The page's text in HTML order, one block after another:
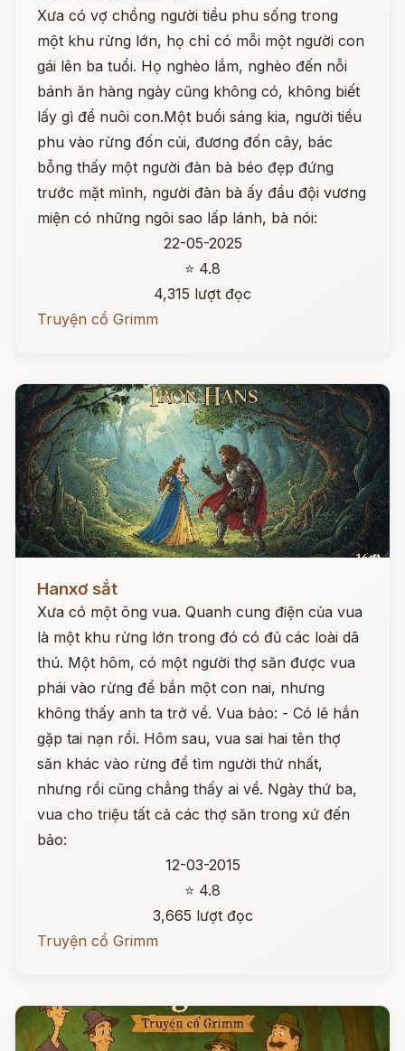
Xưa có vợ chồng người tiều phu sống trong
một khu rừng lớn, họ chỉ có mỗi một người con
gái lên ba tuổi. Họ nghèo lắm, nghèo đến nỗi
bánh ăn hàng ngày cũng không có, không biết
lấy gì để nuôi con.Một buổi sáng kia, người tiều
phu vào rừng đốn củi, đương đốn cây, bác
bỗng thấy một người đàn bà béo đẹp đứng
trước mặt mình, người đàn bà ấy đầu đội vương
miện có những ngôi sao lấp lánh, bà nói:
22-05-2025
⭐ 4.8
4,315 lượt đọc
Truyện cổ Grimm
Hanxơ sắt
Xưa có một ông vua. Quanh cung điện của vua
là một khu rừng lớn trong đó có đủ các loài dã
thú. Một hôm, có một người thợ săn được vua
phái vào rừng để bắn một con nai, nhưng
không thấy anh ta trở về. Vua bảo: - Có lẽ hắn
gặp tai nạn rồi. Hôm sau, vua sai hai tên thợ
săn khác vào rừng để tìm người thứ nhất,
nhưng rồi cũng chẳng thấy ai về. Ngày thứ ba,
vua cho triệu tất cả các thợ săn trong xứ đến
bảo:
12-03-2015
⭐ 4.8
3,665 lượt đọc
Truyện cổ Grimm